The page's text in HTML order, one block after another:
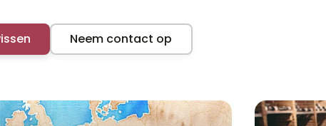
Neem contact op